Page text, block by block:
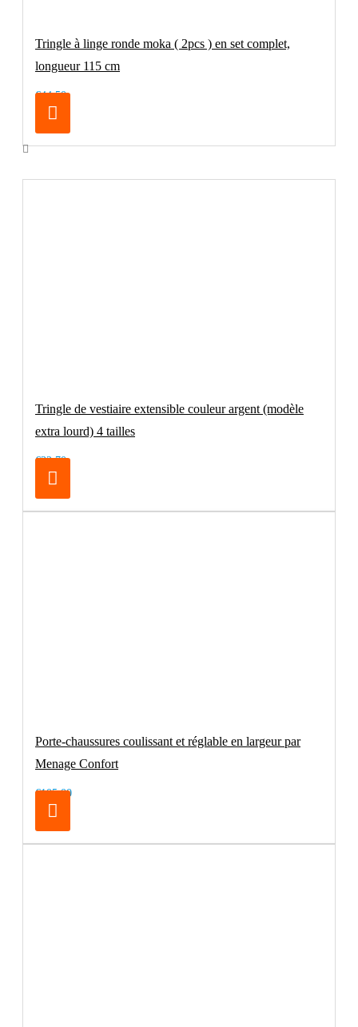
Tringle à linge ronde moka ( 2pcs ) en set complet,
longueur 115 cm
€44.50
Tringle de vestiaire extensible couleur argent (modèle
extra lourd) 4 tailles
€32.70
Porte-chaussures coulissant et réglable en largeur par
Menage Confort
€105.00